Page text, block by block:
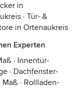
in
· Tür- &
in Ortenaukreis
Experten
· Innentür-
· Dachfenster-
Maß · Rollladen-